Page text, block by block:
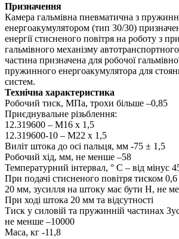
Призначення
Камера гальмівна пневматична з
енергоакумулятором (тип 30/30)
енергії стисненого повітря на роботу з
гальмівного механізму
частина призначена для робочої
пружинного енергоакумулятора для
систем.
Технічна характеристика
Робочий тиск, МПа, трохи більше –0,85
Приєднувальне різьблення:
12.319600 – М16 х 1,5
12.319600-10 – М22 х 1,5
Виліт штока до осі пальця, мм -75 ± 1,5
Робочий хід, мм, не менше –58
Температурний інтервал, ° С – від мінус
При подачі стисненого повітря тиском
20 мм, зусилля на штоку має бути Н, не
При ході штока 20 мм та відсутності
Тиск у силовій та пружинній частинах
не менше –10000
Маса, кг -11,8